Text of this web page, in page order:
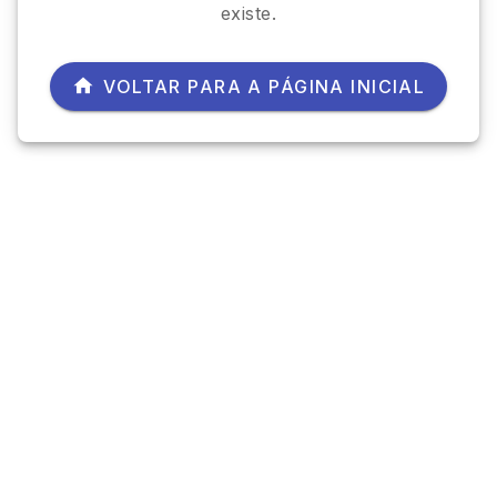
existe.
VOLTAR PARA A PÁGINA INICIAL